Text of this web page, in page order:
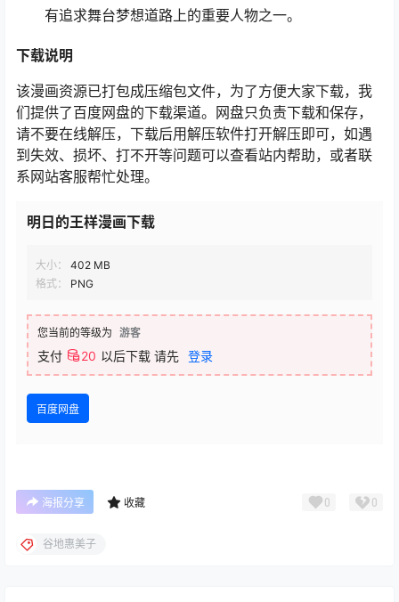
有追求舞台梦想道路上的重要人物之一。
下载说明
该漫画资源已打包成压缩包文件，为了方便大家下载，我
们提供了百度网盘的下载渠道。网盘只负责下载和保存，
请不要在线解压，下载后用解压软件打开解压即可，如遇
到失效、损坏、打不开等问题可以查看站内帮助，或者联
系网站客服帮忙处理。
明日的王样漫画下载
大小：
402 MB
格式：
PNG
您当前的等级为 游客
支付 20 以后下载 请先 登录
百度网盘
海报分享 收藏 0 0
谷地惠美子